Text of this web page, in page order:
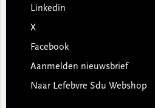
Linkedin
X
Facebook
Aanmelden nieuwsbrief
Naar Lefebvre Sdu Webshop